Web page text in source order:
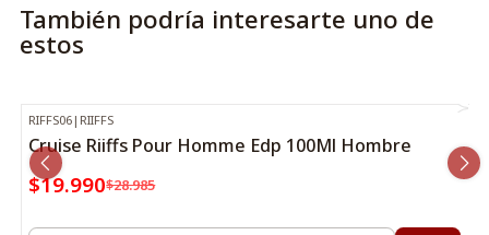
También podría interesarte uno de
estos
-31%OFF
RIFFS06 | RIIFFS
Cruise Riiffs Pour Homme Edp 100Ml Hombre
$19.990$28.985